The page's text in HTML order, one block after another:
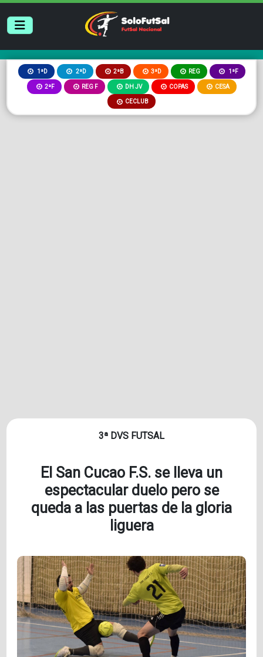
1ªD 2ªD 2ªB 3ªD REG 1ªF
2ªF REG F DH JV COPAS CESA
CECLUB
3ª DVS FUTSAL
El San Cucao F.S. se lleva un
espectacular duelo pero se
queda a las puertas de la gloria
liguera